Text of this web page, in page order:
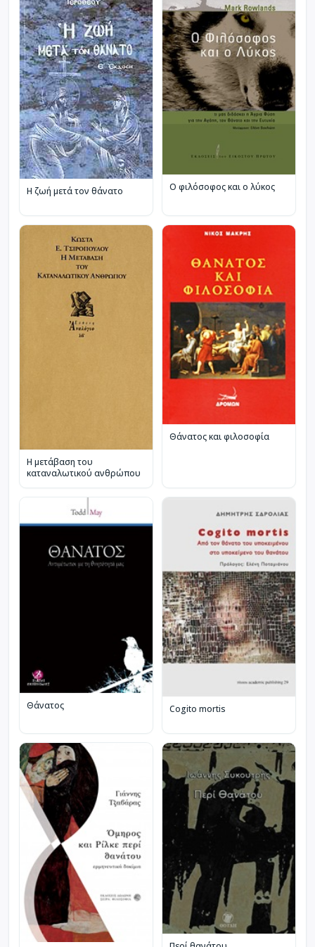
Η ζωή μετά τον θάνατο Ο φιλόσοφος και ο λύκος
Η μετάβαση του
καταναλωτικού ανθρώπου
Θάνατος και φιλοσοφία
Θάνατος Cogito mortis